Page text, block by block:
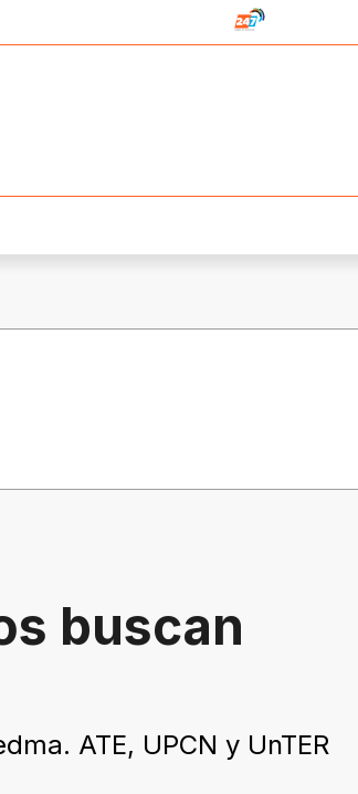
buscan
ATE, UPCN y UnTER